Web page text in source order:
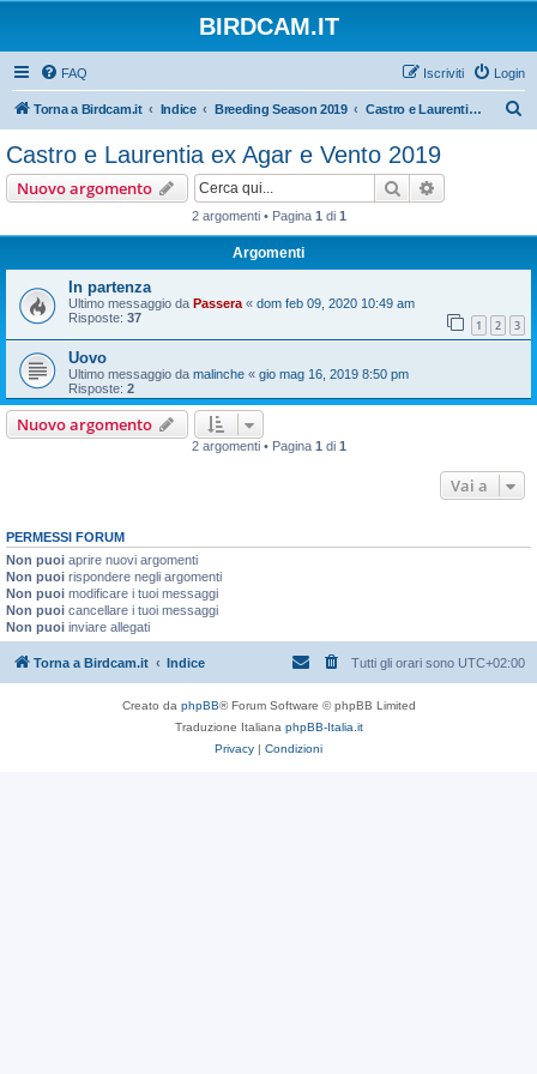
BIRDCAM.IT
FAQ Login
Iscriviti
Torna a Birdcam.it Indice Breeding Season 2019 Castro e Laurentia ex Agar e Vento 2019
Castro e Laurentia ex Agar e Vento 2019
Nuovo argomento Cerca
2 argomenti • Pagina 1 di 1
Argomenti
In partenza
Ultimo messaggio da Passera « dom feb 09, 2020 10:49 am
Risposte: 37 1 2 3
Uovo
Ultimo messaggio da malinche « gio mag 16, 2019 8:50 pm
Risposte: 2
Nuovo argomento
2 argomenti • Pagina 1 di 1
Vai a
PERMESSI FORUM
Non puoi aprire nuovi argomenti
Non puoi rispondere negli argomenti
Non puoi modificare i tuoi messaggi
Non puoi cancellare i tuoi messaggi
Non puoi inviare allegati
Torna a Birdcam.it Indice Tutti gli orari sono UTC+02:00
Creato da phpBB® Forum Software © phpBB Limited
Traduzione Italiana phpBB-Italia.it
Privacy | Condizioni